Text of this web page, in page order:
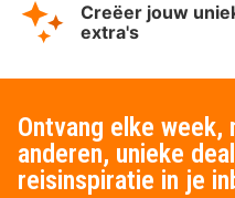
Creëer jouw
extra's
Ontvang elke week,
anderen, unieke
reisinspiratie in je